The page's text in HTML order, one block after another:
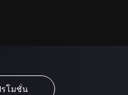
โมชั่น